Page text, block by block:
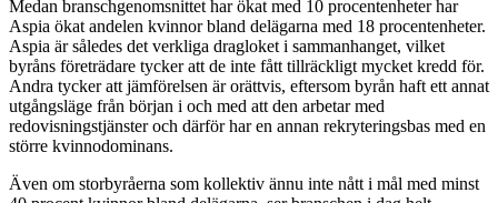
Medan branschgenomsnittet har ökat med 10 procentenheter har
Aspia ökat andelen kvinnor bland delägarna med 18 procentenheter.
Aspia är således det verkliga dragloket i sammanhanget, vilket
byråns företrädare tycker att de inte fått tillräckligt mycket kredd för.
Andra tycker att jämförelsen är orättvis, eftersom byrån haft ett annat
utgångsläge från början i och med att den arbetar med
redovisningstjänster och därför har en annan rekryteringsbas med en
större kvinnodominans.
Även om storbyråerna som kollektiv ännu inte nått i mål med minst